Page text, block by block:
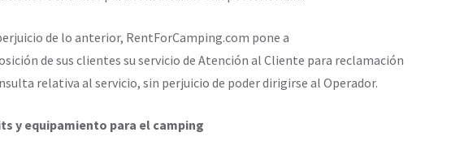
de lo anterior, RentForCamping.com pone a
de sus clientes su servicio de Atención al Cliente para reclamación
relativa al servicio, sin perjuicio de poder dirigirse al Operador.
y equipamiento para el camping